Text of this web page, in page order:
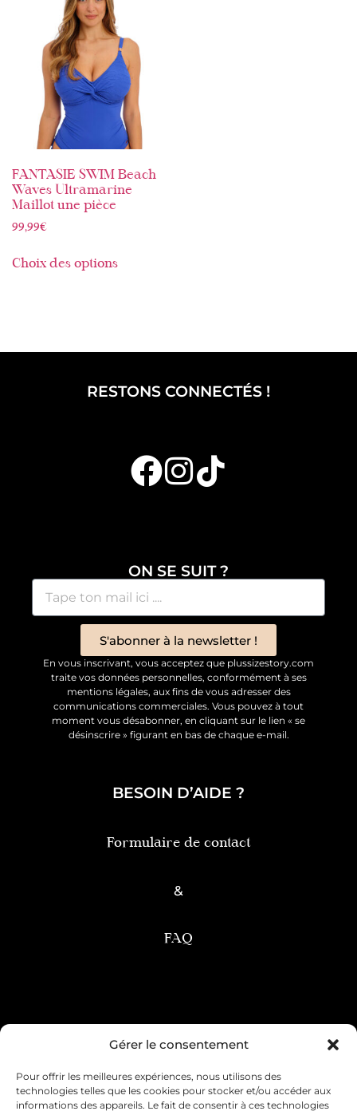
Gérer le consentement
Pour offrir les meilleures expériences, nous utilisons des
technologies telles que les cookies pour stocker et/ou accéder aux
informations des appareils. Le fait de consentir à ces technologies
FANTASIE SWIM Beach
Waves Ultramarine
Maillot une pièce
99,99€
Choix des options
RESTONS CONNECTÉS !
ON SE SUIT ?
S'abonner à la newsletter !
En vous inscrivant, vous acceptez que plussizestory.com
traite vos données personnelles, conformément à ses
mentions légales, aux fins de vous adresser des
communications commerciales. Vous pouvez à tout
moment vous désabonner, en cliquant sur le lien « se
désinscrire » figurant en bas de chaque e-mail.
BESOIN D’AIDE ?
Formulaire de contact
&
FAQ
Condition générale de vente
Mentions légales Livraison & retour